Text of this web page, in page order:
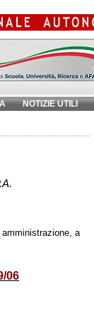
NOTIZIE UTILI
a
06